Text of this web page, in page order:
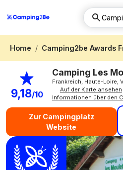
Home Camping2be Awards
9,18/10
Camping Les
Frankreich, Haute-Loire,
Auf der Karte ansehen
Informationen über den
Zur Campingplatz
Website